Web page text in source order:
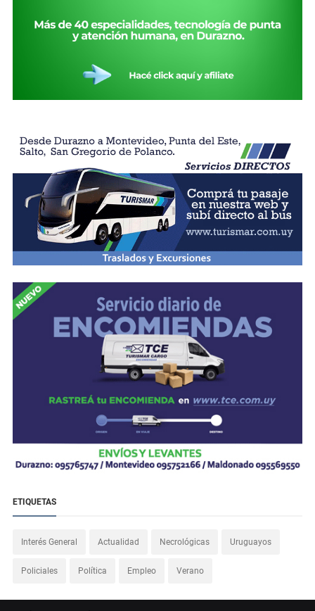
ETIQUETAS
Interés General Actualidad Necrológicas Uruguayos
Policiales Política Empleo Verano